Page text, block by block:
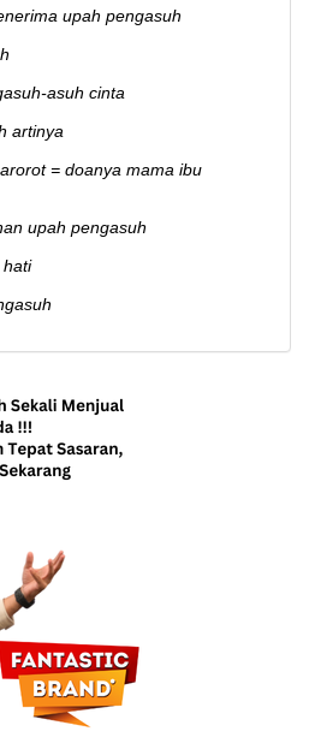
upah pengasuh
asuh cinta
artinya
= doanya mama ibu
upah pengasuh
hati